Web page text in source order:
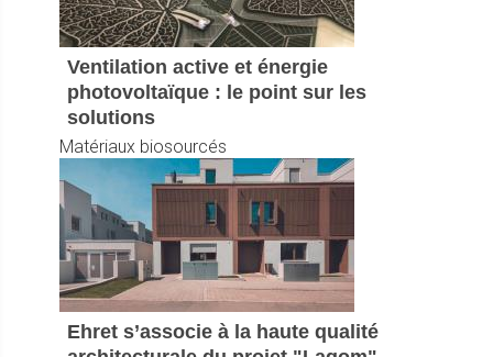
Ventilation active et énergie
photovoltaïque : le point sur les
solutions
Matériaux biosourcés
Ehret s’associe à la haute qualité